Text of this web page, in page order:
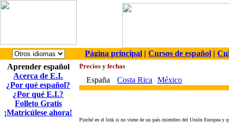
Página principal | Cursos de español |
Aprender español
Acerca de E.I.
¿Por qué español?
¿Por qué E.I.?
Folleto Gratis
¡Matricúlese ahora!
Precios y fechas
España Costa Rica México
Pinché en el link si no viene de un país miembro del Unión Europea y